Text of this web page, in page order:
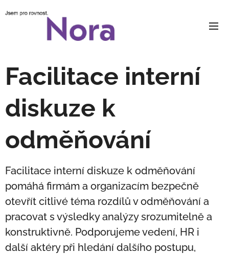
Facilitace interní
diskuze k
odměňování
Facilitace interní diskuze k odměňování
pomáhá firmám a organizacím bezpečně
otevřít citlivé téma rozdílů v odměňování a
pracovat s výsledky analýzy srozumitelně a
konstruktivně. Podporujeme vedení, HR i
další aktéry při hledání dalšího postupu,